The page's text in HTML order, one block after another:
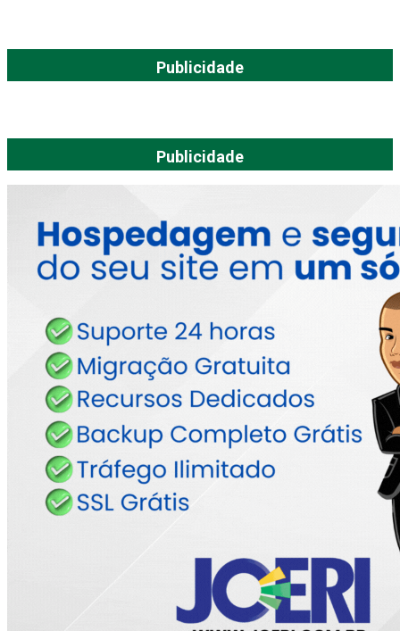
Publicidade
Publicidade